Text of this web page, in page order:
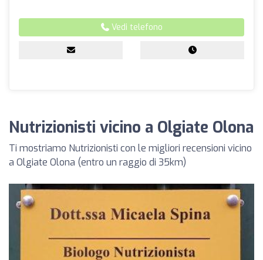
Vedi telefono
Nutrizionisti vicino a Olgiate Olona
Ti mostriamo Nutrizionisti con le migliori recensioni vicino
a Olgiate Olona (entro un raggio di 35km)